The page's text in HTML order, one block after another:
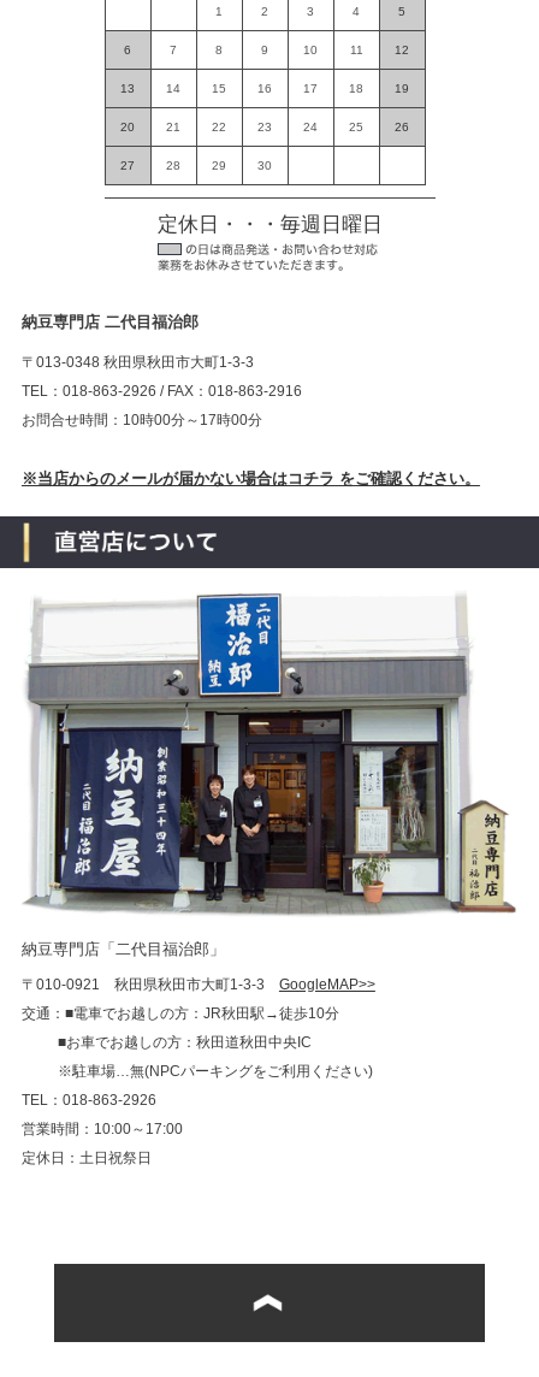
1 2 3 4 5
6 7 8 9 10 11 12
13 14 15 16 17 18 19
20 21 22 23 24 25 26
27 28 29 30
定休日・・・毎週日曜日
納豆専門店 二代目福治郎
〒013-0348 秋田県秋田市大町1-3-3
TEL：018-863-2926 / FAX：018-863-2916
お問合せ時間：10時00分～17時00分
※当店からのメールが届かない場合はコチラ をご確認ください。
納豆専門店「二代目福治郎」
〒010-0921 秋田県秋田市大町1-3-3 GoogleMAP>>
交通：■電車でお越しの方：JR秋田駅→徒歩10分
■お車でお越しの方：秋田道秋田中央IC
※駐車場…無(NPCパーキングをご利用ください)
TEL：018-863-2926
営業時間：10:00～17:00
定休日：土日祝祭日